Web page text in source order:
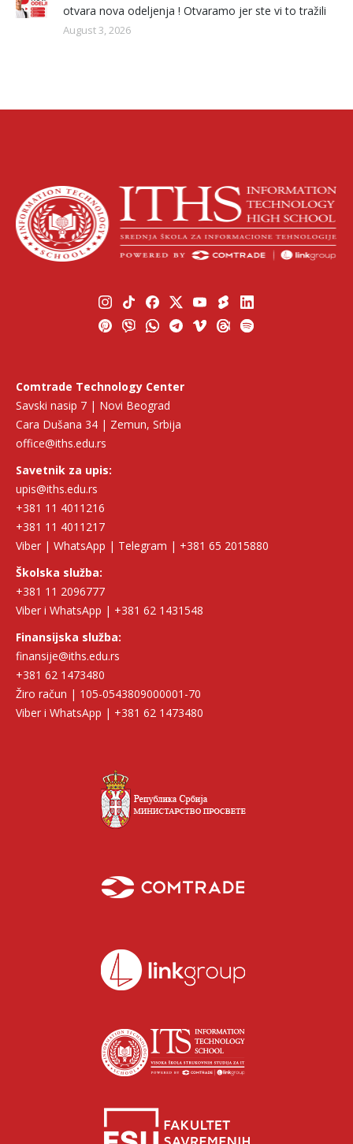
otvara nova odeljenja ! Otvaramo jer ste vi to tražili
August 3, 2026
Comtrade Technology Center
Savski nasip 7 | Novi Beograd
Cara Dušana 34 | Zemun, Srbija
office@iths.edu.rs
Savetnik za upis:
upis@iths.edu.rs
+381 11 4011216
+381 11 4011217
Viber | WhatsApp | Telegram | +381 65 2015880
Školska služba:
+381 11 2096777
Viber i WhatsApp | +381 62 1431548
Finansijska služba:
finansije@iths.edu.rs
+381 62 1473480
Žiro račun | 105-0543809000001-70
Viber i WhatsApp | +381 62 1473480